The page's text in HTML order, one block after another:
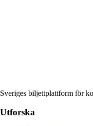
Sveriges biljettplattform för
Utforska